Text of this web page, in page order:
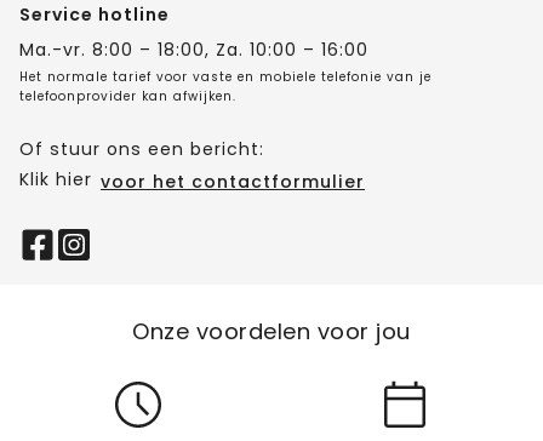
Service hotline
Ma.-vr. 8:00 – 18:00, Za. 10:00 – 16:00
Het normale tarief voor vaste en mobiele telefonie van je
telefoonprovider kan afwijken.
Of stuur ons een bericht:
Klik hier voor het contactformulier
Onze voordelen voor jou